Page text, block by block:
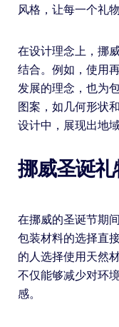
风格，让每一个礼
在设计理念上，挪
结合。例如，使用
发展的理念，也为
图案，如几何形状
设计中，展现出地
挪威圣诞
在挪威的圣诞节期
包装材料的选择直
的人选择使用天然
不仅能够减少对环
感。